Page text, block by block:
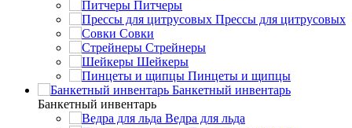
Питчеры
Прессы для цитрусовых
Совки
Стрейнеры
Шейкеры
Пинцеты и щипцы
Банкетный инвентарь
Банкетный инвентарь
Ведра для льда